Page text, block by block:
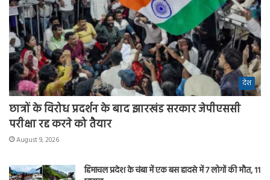
देश
छात्रों के विरोध प्रदर्शन के बाद झारखंड सरकार जेपीएससी
परीक्षा रद्द करने को तैयार
August 9, 2026
हिमाचल प्रदेश के चंबा में एक बस हादसे में 7 लोगों की मौत, 11